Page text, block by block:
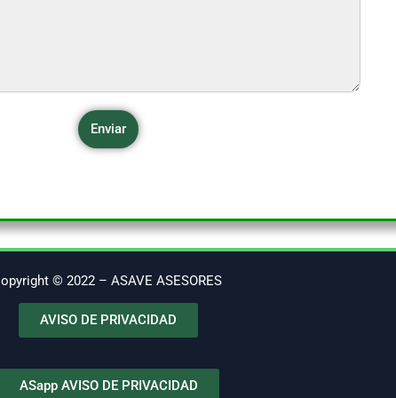
Enviar
© 2022 – ASAVE ASESORES
AVISO DE PRIVACIDAD
ASapp AVISO DE PRIVACIDAD